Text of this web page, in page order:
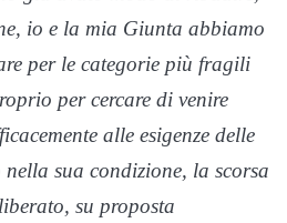
io e la mia Giunta abbiamo
per le categorie più fragili
per cercare di venire
alle esigenze delle
sua condizione, la scorsa
su proposta